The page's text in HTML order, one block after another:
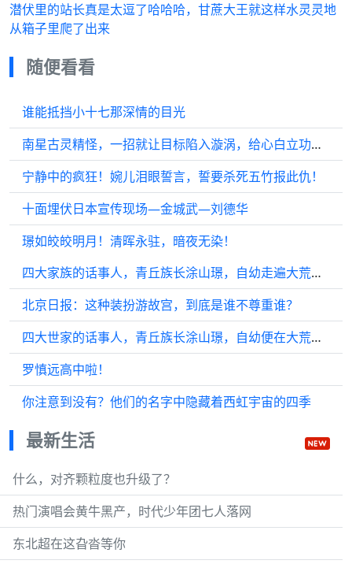
潜伏里的站长真是太逗了哈哈哈，甘蔗大王就这样水灵灵地
从箱子里爬了出来
随便看看
谁能抵挡小十七那深情的目光
南星古灵精怪，一招就让目标陷入漩涡，给心白立功了！
宁静中的疯狂！婉儿泪眼誓言，誓要杀死五竹报此仇！
十面埋伏日本宣传现场—金城武—刘德华
璟如皎皎明月！清晖永驻，暗夜无染！
四大家族的话事人，青丘族长涂山璟，自幼走遍大荒，生意遍及各地…
北京日报：这种装扮游故宫，到底是谁不尊重谁？
四大世家的话事人，青丘族长涂山璟，自幼便在大荒各地经商…
罗慎远高中啦！
你注意到没有？他们的名字中隐藏着西虹宇宙的四季
最新生活
什么，对齐颗粒度也升级了？
热门演唱会黄牛黑产，时代少年团七人落网
东北超在这旮沓等你